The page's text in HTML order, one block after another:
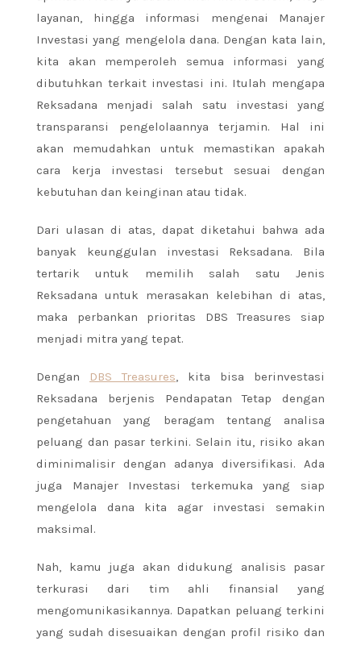
layanan, hingga informasi mengenai Manajer
Investasi yang mengelola dana. Dengan kata lain,
kita akan memperoleh semua informasi yang
dibutuhkan terkait investasi ini. Itulah mengapa
Reksadana menjadi salah satu investasi yang
transparansi pengelolaannya terjamin. Hal ini
akan memudahkan untuk memastikan apakah
cara kerja investasi tersebut sesuai dengan
kebutuhan dan keinginan atau tidak.
Dari ulasan di atas, dapat diketahui bahwa ada
banyak keunggulan investasi Reksadana. Bila
tertarik untuk memilih salah satu Jenis
Reksadana untuk merasakan kelebihan di atas,
maka perbankan prioritas DBS Treasures siap
menjadi mitra yang tepat.
Dengan DBS Treasures, kita bisa berinvestasi
Reksadana berjenis Pendapatan Tetap dengan
pengetahuan yang beragam tentang analisa
peluang dan pasar terkini. Selain itu, risiko akan
diminimalisir dengan adanya diversifikasi. Ada
juga Manajer Investasi terkemuka yang siap
mengelola dana kita agar investasi semakin
maksimal.
Nah, kamu juga akan didukung analisis pasar
terkurasi dari tim ahli finansial yang
mengomunikasikannya. Dapatkan peluang terkini
yang sudah disesuaikan dengan profil risiko dan